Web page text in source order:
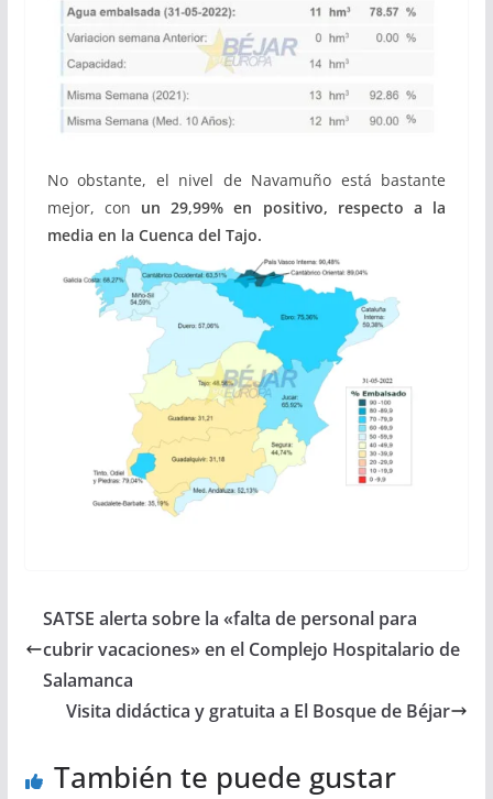
No obstante, el nivel de Navamuño está bastante
mejor, con un 29,99% en positivo, respecto a la
media en la Cuenca del Tajo.
SATSE alerta sobre la «falta de personal para
cubrir vacaciones» en el Complejo Hospitalario de
Salamanca
Visita didáctica y gratuita a El Bosque de Béjar
También te puede gustar